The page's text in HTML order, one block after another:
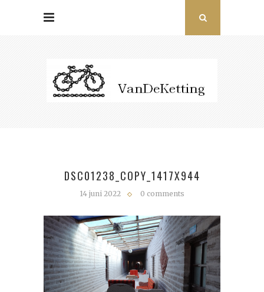
DSC01238_COPY_1417X944
14 juni 2022 0 comments